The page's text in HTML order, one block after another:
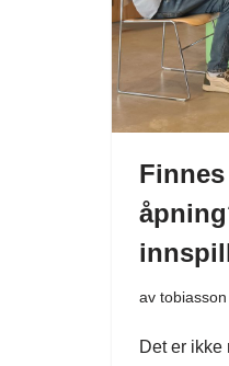
av tobiasson
Det er ikke